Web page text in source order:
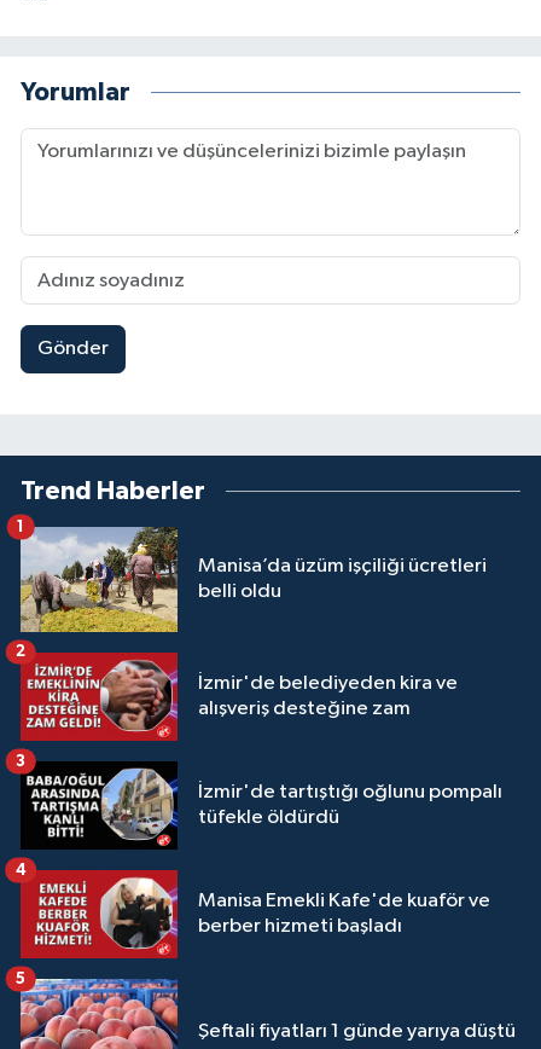
Yorumlar
Gönder
Trend Haberler
Manisa’da üzüm işçiliği ücretleri
belli oldu
1
İzmir'de belediyeden kira ve
alışveriş desteğine zam
2
İzmir'de tartıştığı oğlunu pompalı
tüfekle öldürdü
3
Manisa Emekli Kafe'de kuaför ve
berber hizmeti başladı
4
Şeftali fiyatları 1 günde yarıya düştü
5